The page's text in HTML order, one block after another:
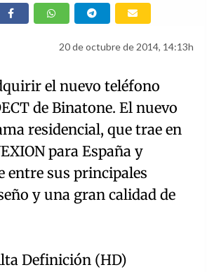
20 de octubre de 2014, 14:13h
el nuevo teléfono
de Binatone. El nuevo
residencial, que trae en
para España y
entre sus principales
y una gran calidad de
Definición (HD)